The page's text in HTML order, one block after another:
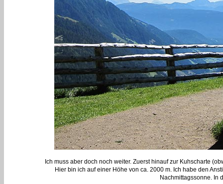
Ich muss aber doch noch weiter. Zuerst hinauf zur Kuhscharte
Hier bin ich auf einer Höhe von ca. 2000 m. Ich habe den
Nachmittagssonne. In